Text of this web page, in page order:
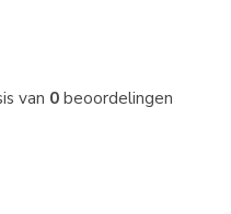
van 0beoordelingen